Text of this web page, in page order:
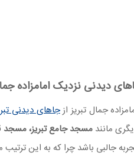
دیدنی نزدیک امامزاده
جمال تبریز ازجاهای دیدنی
مانندمسجد جامع تبریز، مسجد
جالبی باشد چرا که به این ترتیب